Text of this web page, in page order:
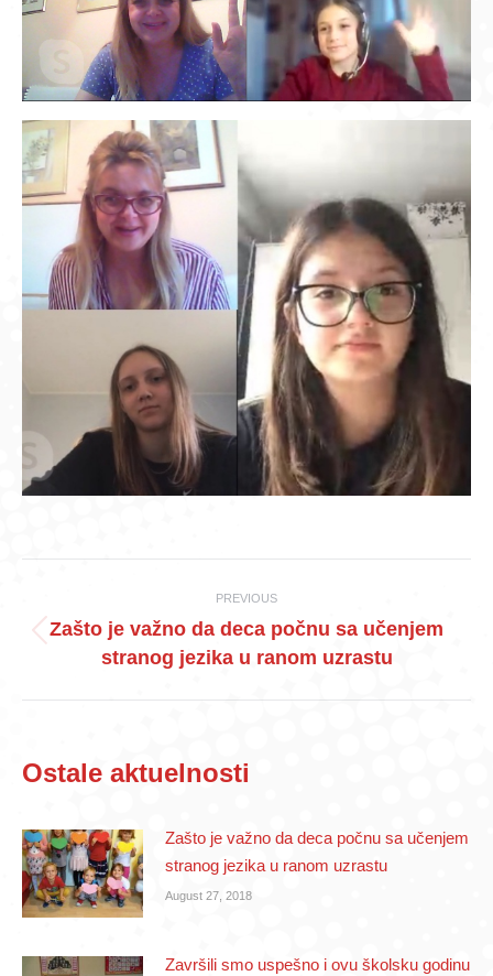
navigation
PREVIOUS
Previous
post:
Zašto je važno da deca počnu sa učenjem
stranog jezika u ranom uzrastu
Ostale aktuelnosti
Zašto je važno da deca počnu sa učenjem
stranog jezika u ranom uzrastu
August 27, 2018
Završili smo uspešno i ovu školsku godinu